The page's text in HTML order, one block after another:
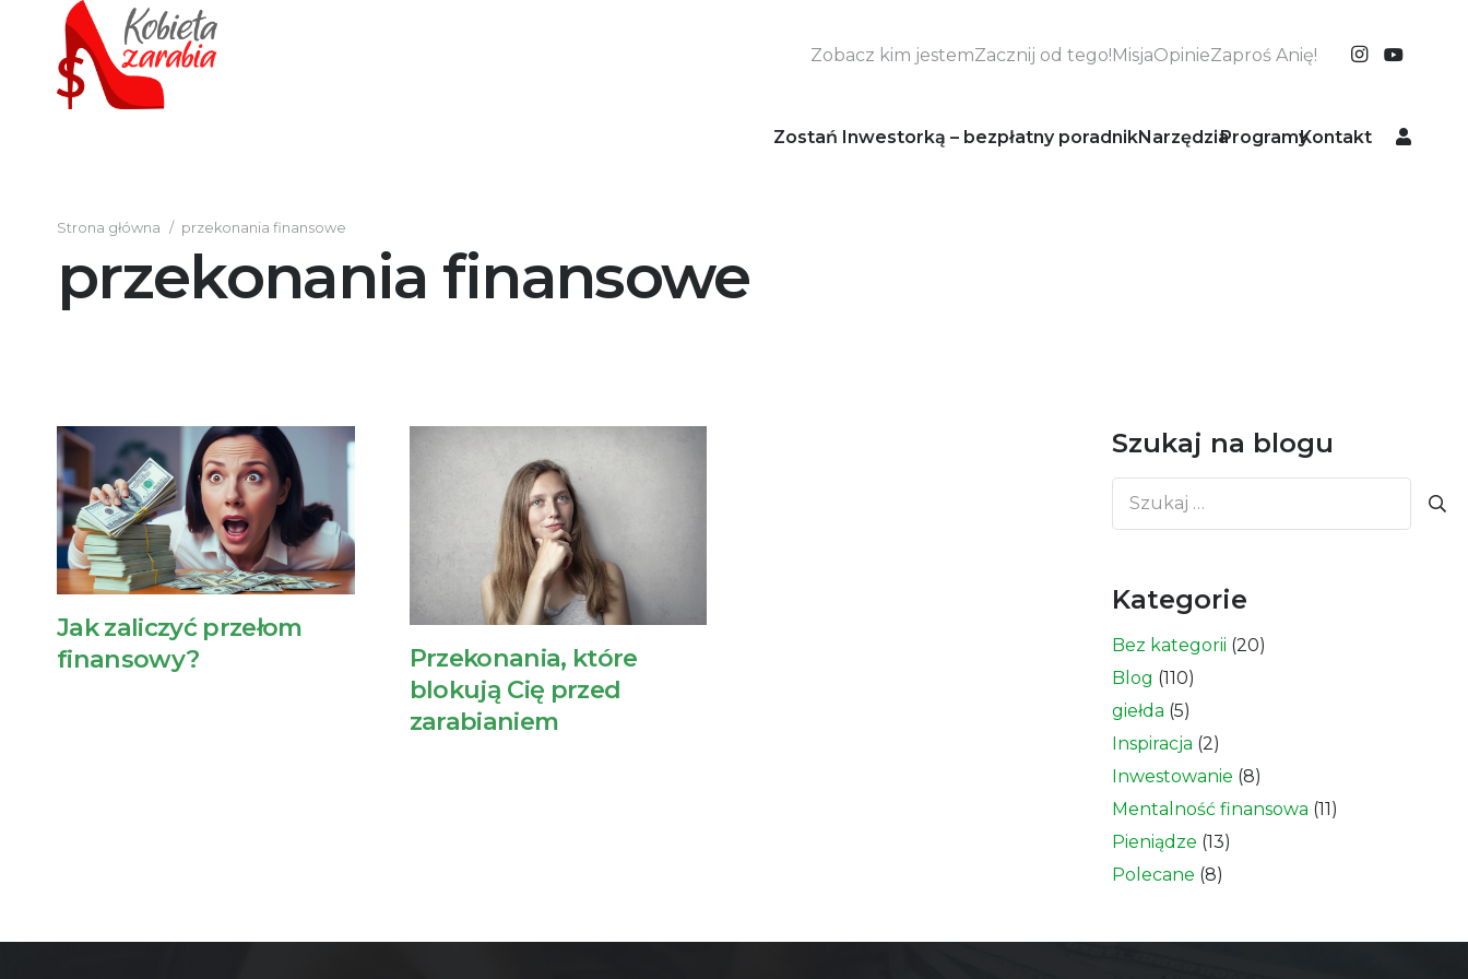
Zobacz kim jestemZacznij od tego!MisjaOpinieZaproś Anię!
Zostań Inwestorką – bezpłatny poradnikNarzędziaProgramyKontakt
Strona główna / przekonania finansowe
przekonania finansowe
Jak zaliczyć przełom
finansowy?
Przekonania, które
blokują Cię przed
zarabianiem
Szukaj na blogu
Szukaj:
Kategorie
Bez kategorii (20)
Blog (110)
giełda (5)
Inspiracja (2)
Inwestowanie (8)
Mentalność finansowa (11)
Pieniądze (13)
Polecane (8)